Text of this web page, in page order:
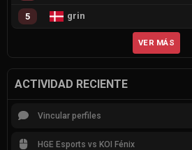
5 grin
VER MÁS
ACTIVIDAD RECIENTE
Vincular perfiles
HGE Esports vs KOI Fénix